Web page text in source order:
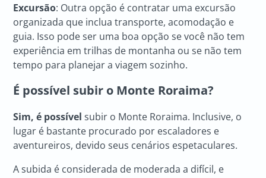
Excursão: Outra opção é contratar uma excursão
organizada que inclua transporte, acomodação e
guia. Isso pode ser uma boa opção se você não tem
experiência em trilhas de montanha ou se não tem
tempo para planejar a viagem sozinho.
É possível subir o Monte Roraima?
Sim, é possível subir o Monte Roraima. Inclusive, o
lugar é bastante procurado por escaladores e
aventureiros, devido seus cenários espetaculares.
A subida é considerada de moderada a difícil, e